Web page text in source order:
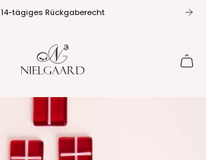
1-3 Werktage Lieferzeit
14-tägiges Rückgaberecht